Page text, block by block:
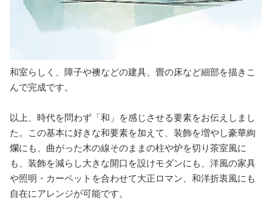
和室らしく、障子や襖などの建具、畳の床など細部を描きこ
んで完成です。
以上、時代を問わず「和」を感じさせる要素をお伝えしまし
た。この基本に好きな和要素を加えて、装飾を増やし豪華絢
爛にも、曲がった木の線そのままの柱や炉を切り茶室風に
も、装飾を減らし大きな開口を設けモダンにも、洋風の家具
や照明・カーペットを合わせて大正ロマン、和洋折衷風にも
自在にアレンジが可能です。